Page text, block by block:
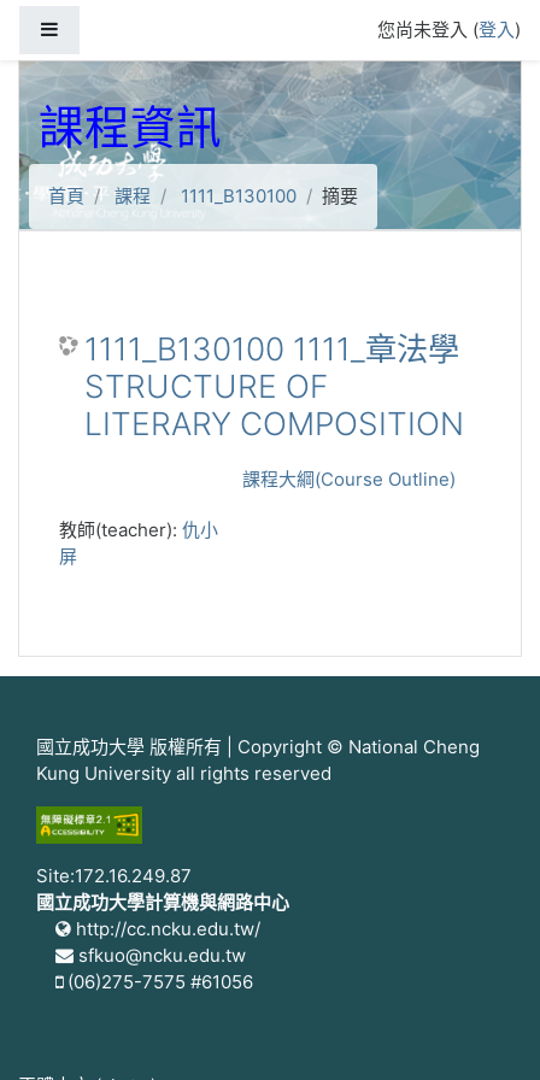
您尚未登入 (登入)
課程資訊
首頁 課程 1111_B130100 摘要
1111_B130100 1111_章法學
STRUCTURE OF
LITERARY COMPOSITION
課程大綱(Course Outline)
教師(teacher): 仇小
屏
國立成功大學 版權所有 | Copyright © National Cheng
Kung University all rights reserved
Site:172.16.249.87
國立成功大學計算機與網路中心
http://cc.ncku.edu.tw/
sfkuo@ncku.edu.tw
(06)275-7575 #61056